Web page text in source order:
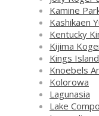
Kamine
Kashikaen
Kentucky
Kijima
Kings Island
Knoebels
Kolorowa
Lagunasia
Lake